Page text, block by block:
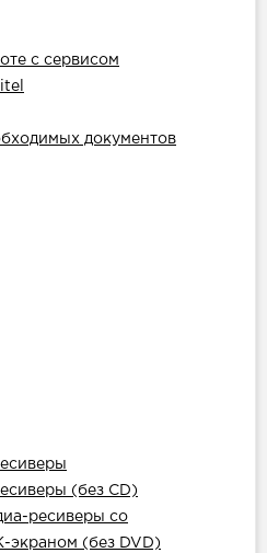
с сервисом
документов
(без CD)
ресиверы со
экраном (без DVD)